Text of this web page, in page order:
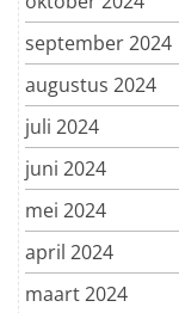
september 2024
augustus 2024
juli 2024
juni 2024
mei 2024
april 2024
maart 2024